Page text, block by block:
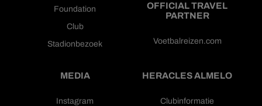
Foundation
Club
Stadionbezoek
OFFICIAL TRAVEL
PARTNER
Voetbalreizen.com
MEDIA
Instagram
HERACLES ALMELO
Clubinformatie